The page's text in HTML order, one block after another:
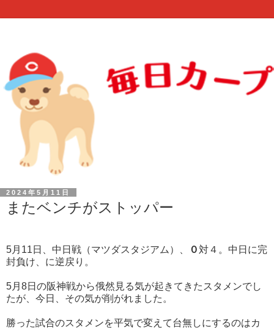
2024年5月11日
またベンチがストッパー
5月11日、中日戦（マツダスタジアム）、 ０ 対４。中日に完
封負け、に逆戻り。
5月8日の阪神戦から俄然見る気が起きてきたスタメンでし
たが、今日、その気が削がれました。
勝った試合のスタメンを平気で変えて台無しにするのはカ